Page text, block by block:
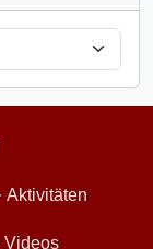
Aktivitäten
Videos